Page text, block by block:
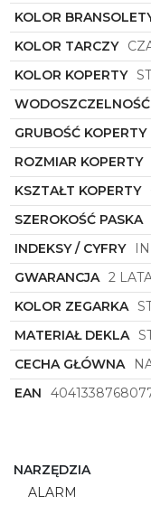
Zeppelin 7680M-
symbol elegancji,
który docenia
chce inwestować
model będzie
się on
podkreślającym
wartościach, które
KOLOR
KOLOR TARCZY
KOLOR KOPERTY
WODOSZCZELNOŚĆ
GRUBOŚĆ KOPERTY
ROZMIAR KOPERTY
KSZTAŁT KOPERTY
SZEROKOŚĆ PASKA
INDEKSY / CYFRY
GWARANCJA 2
KOLOR ZEGARKA
MATERIAŁ DEKLA
CECHA GŁÓWNA
EAN
NARZĘDZIA
ALARM